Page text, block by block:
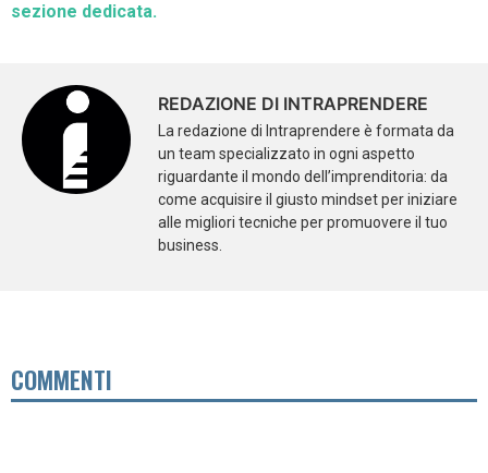
sezione dedicata.
REDAZIONE DI INTRAPRENDERE
La redazione di Intraprendere è formata da
un team specializzato in ogni aspetto
riguardante il mondo dell’imprenditoria: da
come acquisire il giusto mindset per iniziare
alle migliori tecniche per promuovere il tuo
business.
COMMENTI